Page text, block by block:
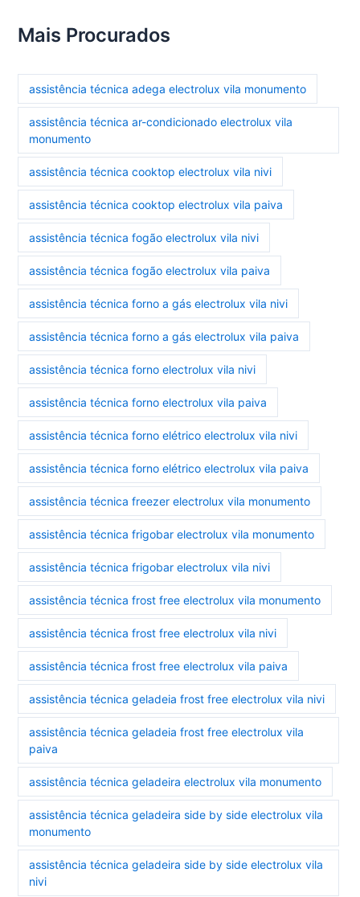
Mais Procurados
assistência técnica adega electrolux vila monumento
assistência técnica ar-condicionado electrolux vila
monumento
assistência técnica cooktop electrolux vila nivi
assistência técnica cooktop electrolux vila paiva
assistência técnica fogão electrolux vila nivi
assistência técnica fogão electrolux vila paiva
assistência técnica forno a gás electrolux vila nivi
assistência técnica forno a gás electrolux vila paiva
assistência técnica forno electrolux vila nivi
assistência técnica forno electrolux vila paiva
assistência técnica forno elétrico electrolux vila nivi
assistência técnica forno elétrico electrolux vila paiva
assistência técnica freezer electrolux vila monumento
assistência técnica frigobar electrolux vila monumento
assistência técnica frigobar electrolux vila nivi
assistência técnica frost free electrolux vila monumento
assistência técnica frost free electrolux vila nivi
assistência técnica frost free electrolux vila paiva
assistência técnica geladeia frost free electrolux vila nivi
assistência técnica geladeia frost free electrolux vila
paiva
assistência técnica geladeira electrolux vila monumento
assistência técnica geladeira side by side electrolux vila
monumento
assistência técnica geladeira side by side electrolux vila
nivi